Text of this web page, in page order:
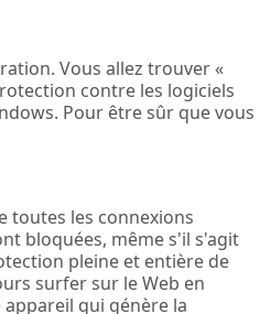
Vous allez trouver «
contre les logiciels
Pour être sûr que vous
toutes les connexions
bloquées, même s'il s'agit
pleine et entière de
surfer sur le Web en
appareil qui génère la